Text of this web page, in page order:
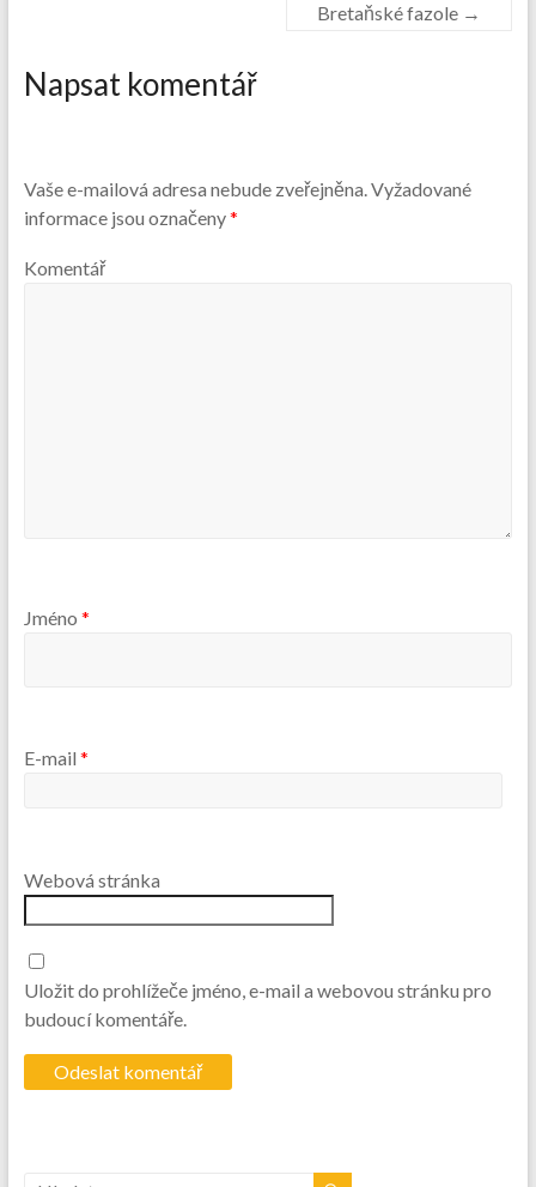
Bretaňské fazole →
Napsat komentář
Vaše e-mailová adresa nebude zveřejněna.Vyžadované
informace jsou označeny*
Komentář
Jméno *
E-mail *
Webová stránka
Uložit do prohlížeče jméno, e-mail a webovou stránku pro
budoucí komentáře.